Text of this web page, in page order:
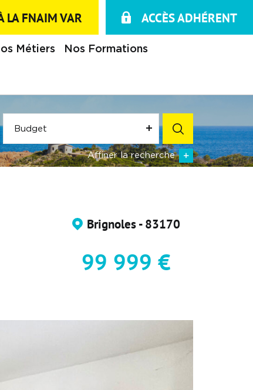
LA FNAIM VAR ACCÈS ADHÉRENT
Métiers
Nos Formations
Budget
Affiner la recherche
Brignoles - 83170
99 999 €